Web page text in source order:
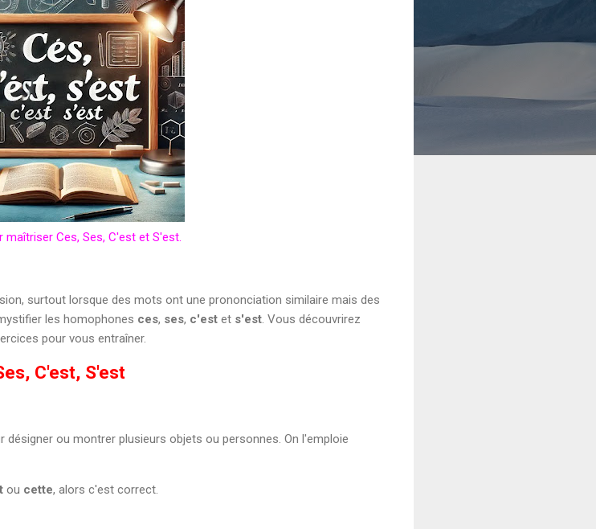
maîtriser Ces, Ses, C'est et S'est.
surtout lorsque des mots ont une prononciation similaire mais des
les homophones ces, ses, c'est et s'est . Vous découvrirez
pour vous entraîner.
C'est, S'est
ou montrer plusieurs objets ou personnes. On l'emploie
ou cette, alors c'est correct.